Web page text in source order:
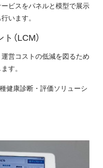
ビスをパネルと模型で展示
います。
（LCM）
営コストの低減を図るため
す。
健康診断・評価ソリューシ